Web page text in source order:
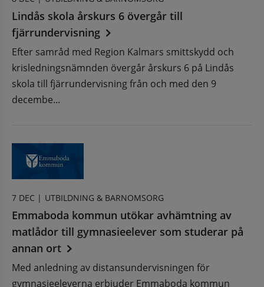
Lindås skola årskurs 6 övergår till
fjärrundervisning
Efter samråd med Region Kalmars smittskydd och
krisledningsnämnden övergår årskurs 6 på Lindås
skola till fjärrundervisning från och med den 9
decembe...
7 DEC | UTBILDNING & BARNOMSORG
Emmaboda kommun utökar avhämtning av
matlådor till gymnasieelever som studerar på
annan ort
Med anledning av distansundervisningen för
gymnasieeleverna erbjuder Emmaboda kommun